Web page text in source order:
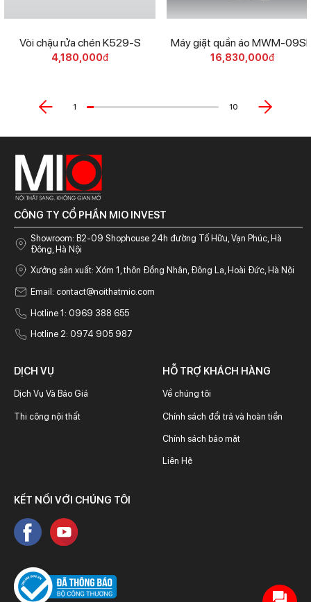
Vòi chậu rửa chén K529-S
4,180,000đ
Máy giặt quần áo MWM-
16,830,000đ
1 10
CÔNG TY CỔ PHẦN MIO INVEST
Showroom: B2-09 Shophouse 24h đường Tố Hữu, Vạn Phúc, Hà
Đông, Hà Nội
Xưởng sản xuất: Xóm 1, thôn Đồng Nhân, Đông La, Hoài Đức, Hà Nội
Email: contact@noithatmio.com
Hotline 1: 0969 388 655
Hotline 2: 0974 905 987
DỊCH VỤ
Dịch Vụ Và Báo Giá
Thi công nội thất
HỖ TRỢ KHÁCH HÀNG
Về chúng tôi
Chính sách đổi trả và hoàn tiền
Chính sách bảo mật
Liên Hệ
KẾT NỐI VỚI CHÚNG TÔI